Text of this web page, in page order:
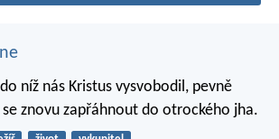
níž nás Kristus vysvobodil, pevně
znovu zapřáhnout do otrockého jha.